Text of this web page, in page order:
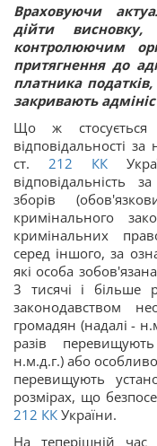
Враховуючи
дійти
контролюючим
притягнення до
платника
закривають
Що ж стосується
відповідальності за
ст. 212 КК
відповідальність
зборів
кримінального
кримінальних
серед іншого, за
які особа
3 тисячі і більше
законодавством
громадян (надалі -
разів
н.м.д.г.) або
перевищують
розмірах, що
212 КК України.
На теперішній час